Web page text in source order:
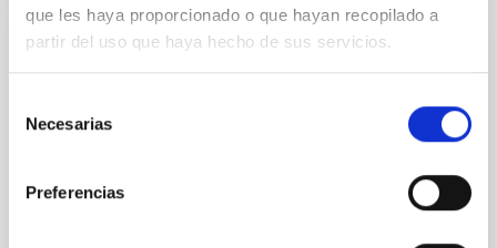
que les haya proporcionado o que hayan recopilado a
partir del uso que haya hecho de sus servicios.
Necesarias
Preferencias
NOTA DE PRENSA
"Stella II" en el Observatorio del Teide
Instituto Astrofísico de Potsdam, se destinarán a la
Astrofísica Estelar